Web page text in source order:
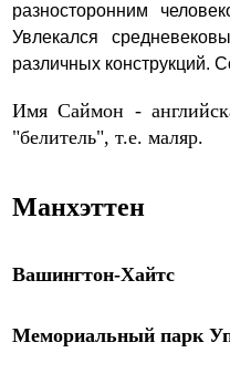
разносторонним
Увлекался
различных конструкций.
Имя Саймон -
"белитель", т.е. маляр.
Манхэттен
Вашингтон-Хайтс
Мемориальный парк